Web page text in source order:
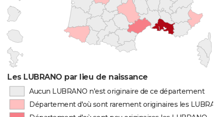
Les LUBRANO par lieu de naissance
Aucun LUBRANO n'est originaire de ce département
Département d'où sont rarement originaires les